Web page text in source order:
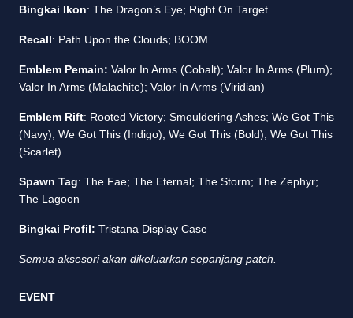
Bingkai Ikon: The Dragon’s Eye; Right On Target
Recall: Path Upon the Clouds; BOOM
Emblem Pemain: Valor In Arms (Cobalt); Valor In Arms (Plum);
Valor In Arms (Malachite); Valor In Arms (Viridian)
Emblem Rift: Rooted Victory; Smouldering Ashes; We Got This
(Navy); We Got This (Indigo); We Got This (Bold); We Got This
(Scarlet)
Spawn Tag: The Fae; The Eternal; The Storm; The Zephyr;
The Lagoon
Bingkai Profil: Tristana Display Case
Semua aksesori akan dikeluarkan sepanjang patch.
EVENT